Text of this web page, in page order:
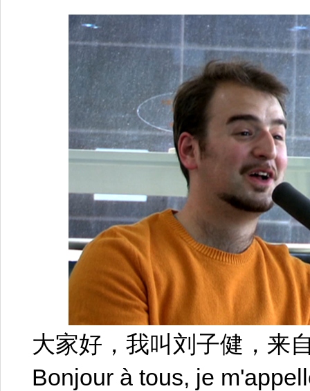
大家好，我叫刘子健，来
Bonjour à tous, je